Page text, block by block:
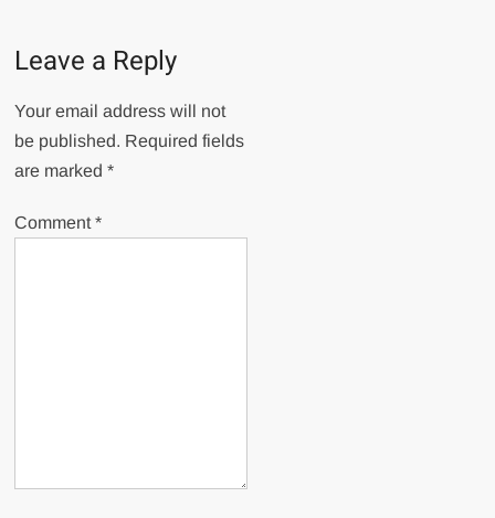
Leave a Reply
Your email address will not
be published. Required fields
are marked*
Comment*